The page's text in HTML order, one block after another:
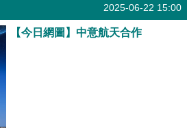
2025-06-22 15:00
【今日網圖】中意航天合作